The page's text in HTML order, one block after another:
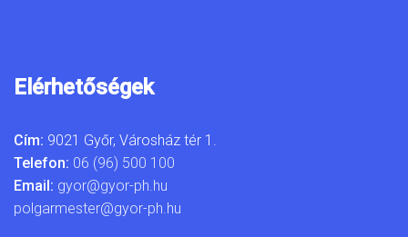
Elérhetőségek
Cím: 9021 Győr, Városház tér 1.
Telefon: 06 (96) 500 100
Email: gyor@gyor-ph.hu
polgarmester@gyor-ph.hu